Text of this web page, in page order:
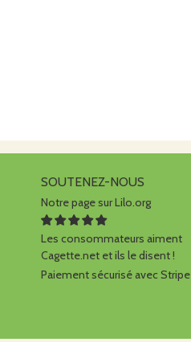
SOUTENEZ-NOUS
Notre page sur Lilo.org
Les consommateurs aiment
Cagette.net et ils le disent !
Paiement sécurisé avec Stripe